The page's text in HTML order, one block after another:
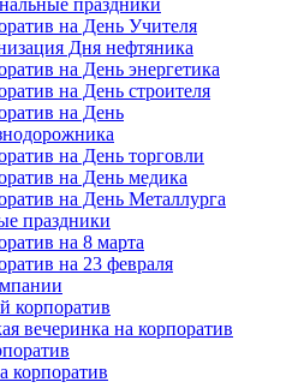
праздники
на День Учителя
Дня нефтяника
на День энергетика
на День строителя
на День
на День торговли
на День медика
на День Металлурга
праздники
на 8 марта
на 23 февраля
корпоратив
вечеринка на корпоратив
корпоратив